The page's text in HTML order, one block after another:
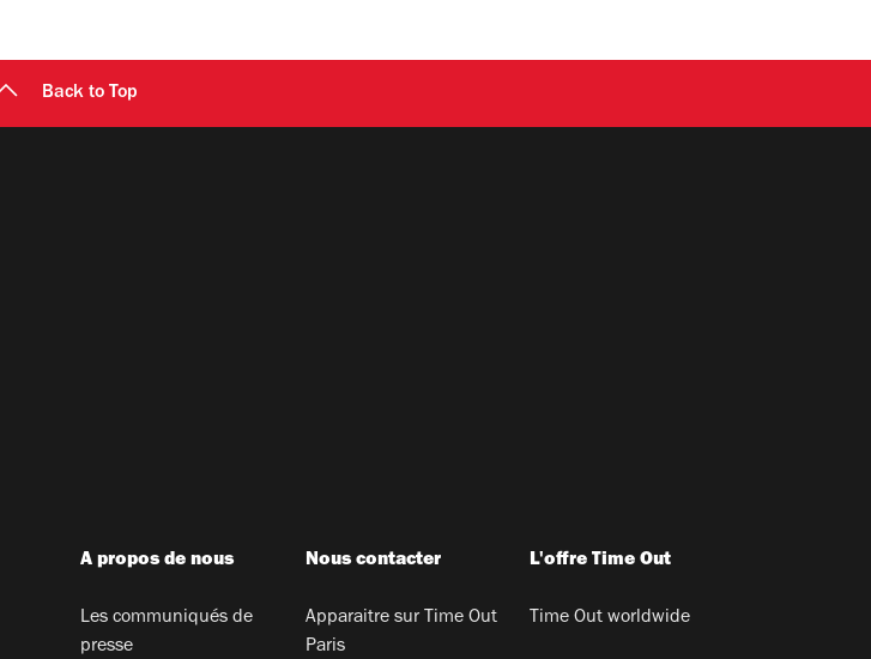
Back to Top
A propos de nous
Les communiqués de
presse
Nous contacter
Apparaitre sur Time Out
Paris
L'offre Time Out
Time Out worldwide